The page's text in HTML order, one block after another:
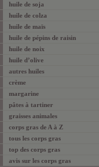
huile de soja
huile de colza
huile de maïs
huile de pépins de raisin
huile de noix
huile d’olive
autres huiles
crème
margarine
pâtes à tartiner
graisses animales
corps gras de A à Z
tous les corps gras
top des corps gras
avis sur les corps gras